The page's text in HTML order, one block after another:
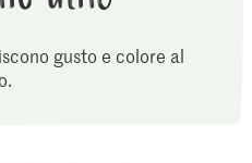
gusto e colore al